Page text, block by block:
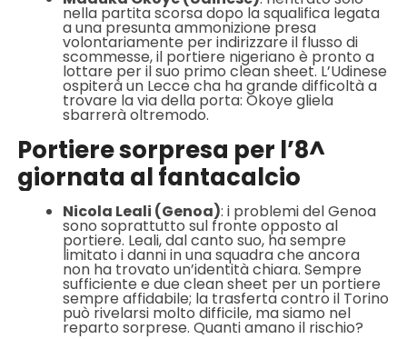
nella partita scorsa dopo la squalifica legata
a una presunta ammonizione presa
volontariamente per indirizzare il flusso di
scommesse, il portiere nigeriano è pronto a
lottare per il suo primo clean sheet. L’Udinese
ospiterà un Lecce cha ha grande difficoltà a
trovare la via della porta: Okoye gliela
sbarrerà oltremodo.
Portiere sorpresa per l’8^
giornata al fantacalcio
Nicola Leali (Genoa): i problemi del Genoa
sono soprattutto sul fronte opposto al
portiere. Leali, dal canto suo, ha sempre
limitato i danni in una squadra che ancora
non ha trovato un’identità chiara. Sempre
sufficiente e due clean sheet per un portiere
sempre affidabile; la trasferta contro il Torino
può rivelarsi molto difficile, ma siamo nel
reparto sorprese. Quanti amano il rischio?